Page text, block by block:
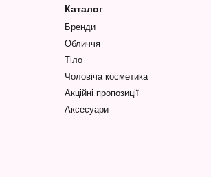
Каталог
Бренди
Обличчя
Тіло
Чоловіча косметика
Акційні пропозиції
Аксесуари